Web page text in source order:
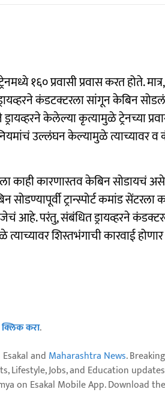
१६० प्रवासी प्रवास करत होते.
कंडटक्टरला सांगून केबिन सोडलं.
केलेल्या कृत्यामुळे ट्रेनच्या
नियमांचं उल्लंघन केल्यामुळे त्याच्यावर
काही कारणास्तव केबिन सोडायचं
ट्रान्स्पोर्ट कमांड
आहे. परंतु, संबंधित ड्रायव्हरने
त्याच्यावर शिस्तभंगाची कारवाई
क्लिक करा.
and Maharashtra News.
Jobs, and Education updates,
on Esakal Mobile App. Download